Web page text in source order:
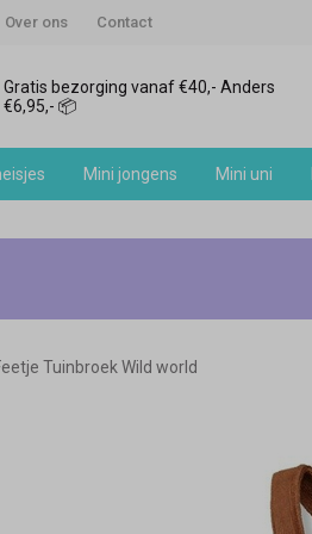
Over ons Contact
Gratis bezorging vanaf €40,- Anders
€6,95,- 📦
Mini jongens Mini uni
Tuinbroek Wild world